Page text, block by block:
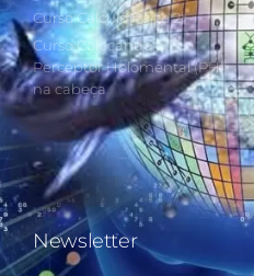
Curso Cálculo Parte 2
Curso Colocando o
Perceptor Holomental (PH)
na cabeça
Newsletter